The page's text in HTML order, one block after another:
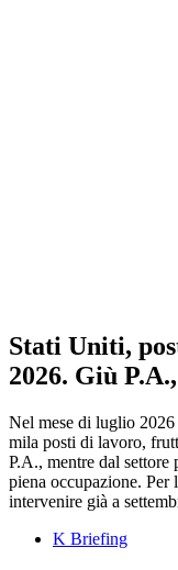
Stati Uniti,
2026. Giù
Nel mese di luglio
mila posti di lavoro,
P.A., mentre dal
piena occupazione. Per
intervenire già a
K Briefing